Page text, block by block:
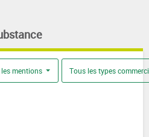
mentions Tous les types